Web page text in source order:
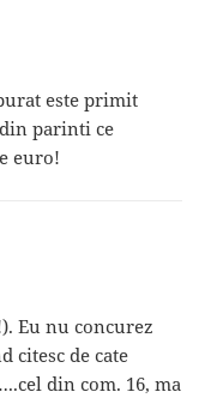
este primit
parinti ce
euro!
Eu nu concurez
citesc de cate
din com. 16, ma